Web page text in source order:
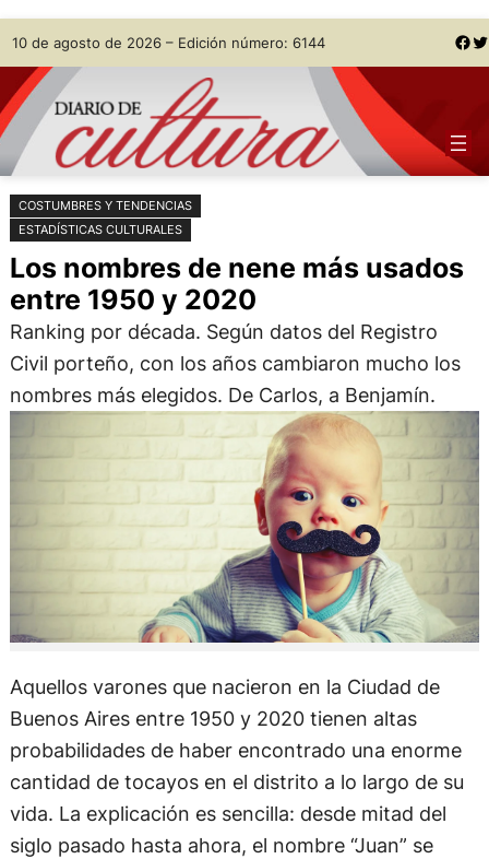
Saltar
al
contenido
Skip
to
content
10 de agosto de 2026 – Edición número: 6144 Facebook Twitter
COSTUMBRES Y TENDENCIAS
ESTADÍSTICAS CULTURALES
Los nombres de nene más usados
entre 1950 y 2020
Ranking por década. Según datos del Registro
Civil porteño, con los años cambiaron mucho los
nombres más elegidos. De Carlos, a Benjamín.
Aquellos varones que nacieron en la Ciudad de
Buenos Aires entre 1950 y 2020 tienen altas
probabilidades de haber encontrado una enorme
cantidad de tocayos en el distrito a lo largo de su
vida. La explicación es sencilla: desde mitad del
siglo pasado hasta ahora, el nombre “Juan” se